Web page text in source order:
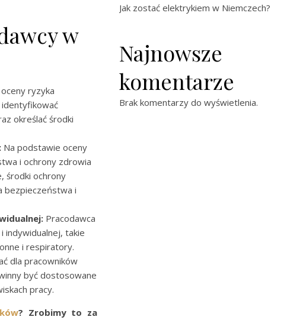
w
ryzyka
identyfikować
określać środki
Na podstawie oceny
i ochrony zdrowia
środki ochrony
bezpieczeństwa i
Pracodawca
indywidualnej, takie
i respiratory.
dla pracowników
być dostosowane
pracy.
? Zrobimy to za
Jak zostać elektrykiem w Niemczech?
Najnowsze
komentarze
Brak komentarzy do wyświetlenia.